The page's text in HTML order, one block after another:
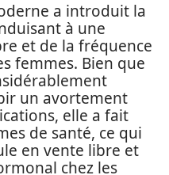
a introduit la
à une
et de la fréquence
femmes. Bien que
un avortement
elle a fait
de santé, ce qui
en vente libre et
chez les